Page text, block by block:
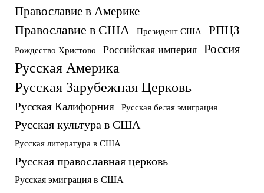
Православие в Америке
Православие в США Президент США РПЦЗ
Рождество Христово Российская империя Россия
Русская Америка
Русская Зарубежная Церковь
Русская Калифорния Русская белая эмиграция
Русская культура в США
Русская литература в США
Русская православная церковь
Русская эмиграция в США